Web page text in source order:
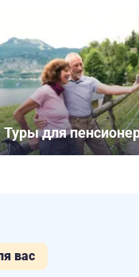
Туры для
вас